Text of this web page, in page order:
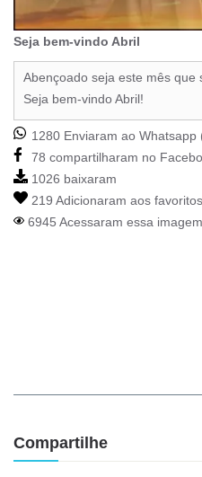
Seja bem-vindo Abril
Abençoado seja este mês que
Seja bem-vindo Abril!
1280 Enviaram ao Whatsapp
78 compartilharam no
1026 baixaram
219 Adicionaram aos
6945 Acessaram essa imagem
Compartilhe